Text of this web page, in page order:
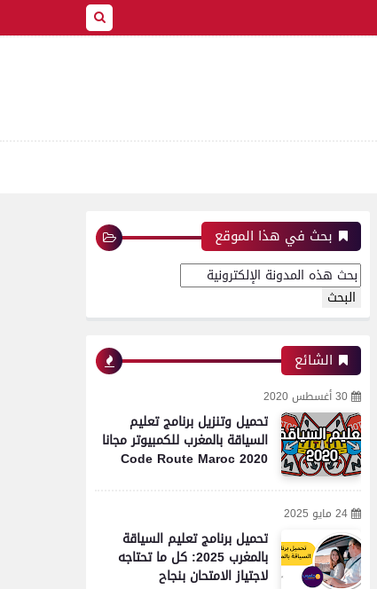
بحث في هذا الموقع
الشائع
30 أغسطس 2020
تحميل وتنزيل برنامج تعليم
السياقة بالمغرب للكمبيوتر مجانا
Code Route Maroc 2020
24 مايو 2025
تحميل برنامج تعليم السياقة
بالمغرب 2025: كل ما تحتاجه
لاجتياز الامتحان بنجاح